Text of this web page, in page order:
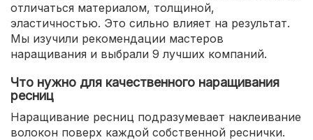
отличаться материалом, толщиной,
эластичностью. Это сильно влияет на результат.
Мы изучили рекомендации мастеров
наращивания и выбрали 9 лучших компаний.
Что нужно для качественного наращивания
ресниц
Наращивание ресниц подразумевает наклеивание
волокон поверх каждой собственной реснички.